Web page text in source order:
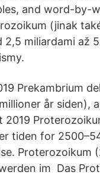
and word-by-
(jinak
2,5 miliardami až
Prekambrium
år siden),
tiden for
Proterozoikum
im Das